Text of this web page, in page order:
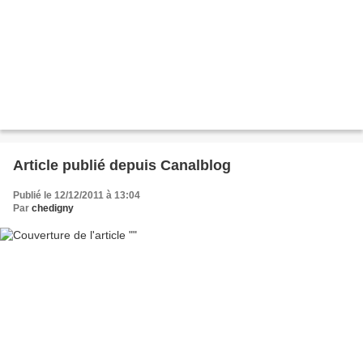
Article publié depuis Canalblog
Publié le 12/12/2011 à 13:04
Par chedigny